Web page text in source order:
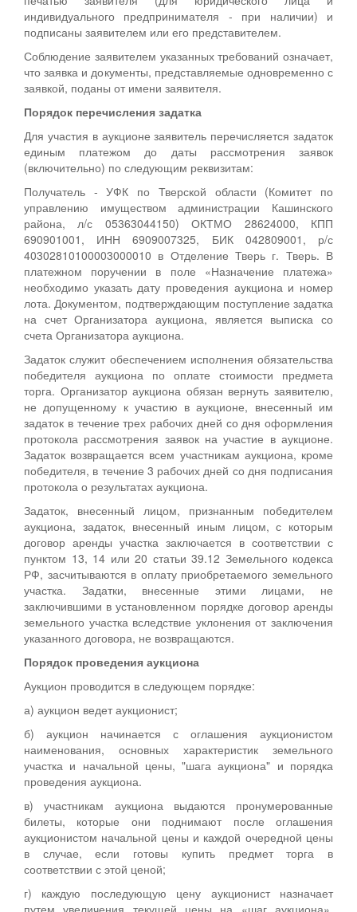
индивидуального предпринимателя - при наличии) и
подписаны заявителем или его представителем.
Соблюдение заявителем указанных требований означает,
что заявка и документы, представляемые одновременно с
заявкой, поданы от имени заявителя.
Порядок перечисления задатка
Для участия в аукционе заявитель перечисляется задаток
единым платежом до даты рассмотрения заявок
(включительно) по следующим реквизитам:
Получатель - УФК по Тверской области (Комитет по
управлению имуществом администрации Кашинского
района, л/с 05363044150) ОКТМО 28624000, КПП
690901001, ИНН 6909007325, БИК 042809001, р/с
40302810100003000010 в Отделение Тверь г. Тверь. В
платежном поручении в поле «Назначение платежа»
необходимо указать дату проведения аукциона и номер
лота. Документом, подтверждающим поступление задатка
на счет Организатора аукциона, является выписка со
счета Организатора аукциона.
Задаток служит обеспечением исполнения обязательства
победителя аукциона по оплате стоимости предмета
торга. Организатор аукциона обязан вернуть заявителю,
не допущенному к участию в аукционе, внесенный им
задаток в течение трех рабочих дней со дня оформления
протокола рассмотрения заявок на участие в аукционе.
Задаток возвращается всем участникам аукциона, кроме
победителя, в течение 3 рабочих дней со дня подписания
протокола о результатах аукциона.
Задаток, внесенный лицом, признанным победителем
аукциона, задаток, внесенный иным лицом, с которым
договор аренды участка заключается в соответствии с
пунктом 13, 14 или 20 статьи 39.12 Земельного кодекса
РФ, засчитываются в оплату приобретаемого земельного
участка. Задатки, внесенные этими лицами, не
заключившими в установленном порядке договор аренды
земельного участка вследствие уклонения от заключения
указанного договора, не возвращаются.
Порядок проведения аукциона
Аукцион проводится в следующем порядке:
а) аукцион ведет аукционист;
б) аукцион начинается с оглашения аукционистом
наименования, основных характеристик земельного
участка и начальной цены, "шага аукциона" и порядка
проведения аукциона.
в) участникам аукциона выдаются пронумерованные
билеты, которые они поднимают после оглашения
аукционистом начальной цены и каждой очередной цены
в случае, если готовы купить предмет торга в
соответствии с этой ценой;
г) каждую последующую цену аукционист назначает
путем увеличения текущей цены на «шаг аукциона».